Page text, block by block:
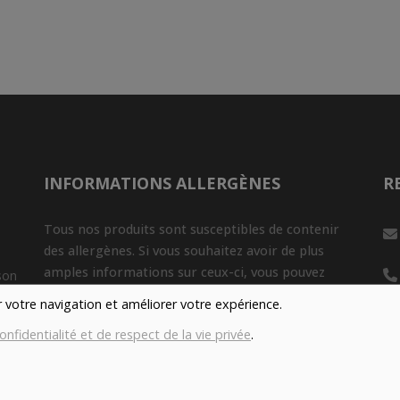
navigation et améliorer votre expérience.
et de respect de la vie privée.
INFORMATIONS ALLERGÈNES
Tous nos produits sont susceptibles de contenir
des allergènes. Si vous souhaitez avoir de plus
amples informations sur ceux-ci, vous pouvez
info@aubiovillage.be